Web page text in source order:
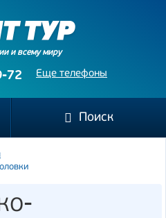
и всему миру
Еще телефоны
72
Поиск